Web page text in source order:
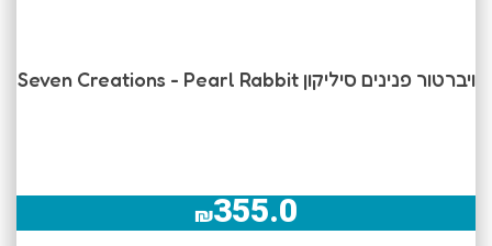
ויברטור פנינים סיליקון Seven Creations - Pearl Rabbit
₪355.0